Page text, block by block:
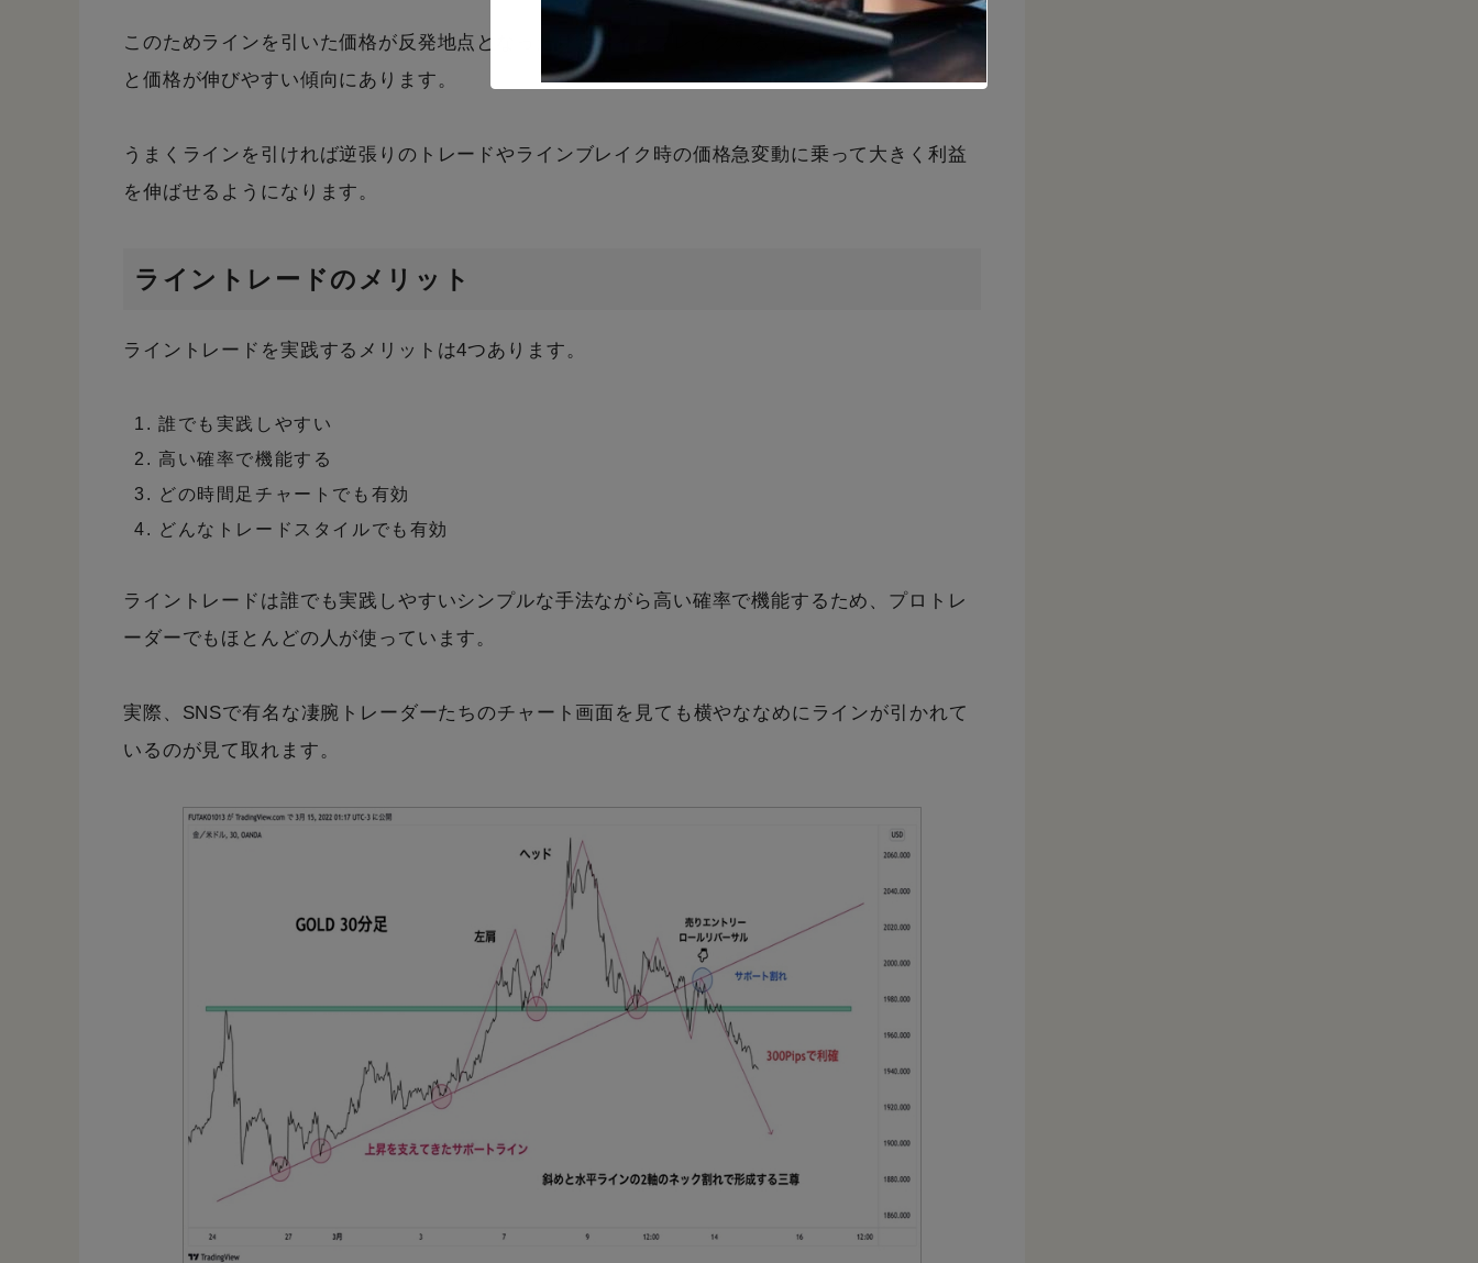
このためラインを引いた価格が反発地点となったり、ラインブレイクする（ラインを突破する）
と価格が伸びやすい傾向にあります。
うまくラインを引ければ逆張りのトレードやラインブレイク時の価格急変動に乗って大きく利益
を伸ばせるようになります。
ライントレードのメリット
ライントレードを実践するメリットは4つあります。
誰でも実践しやすい
高い確率で機能する
どの時間足チャートでも有効
どんなトレードスタイルでも有効
ライントレードは誰でも実践しやすいシンプルな手法ながら高い確率で機能するため、プロトレ
ーダーでもほとんどの人が使っています。
実際、SNSで有名な凄腕トレーダーたちのチャート画面を見ても横やななめにラインが引かれて
いるのが見て取れます。
ードで利益続出」のワケ